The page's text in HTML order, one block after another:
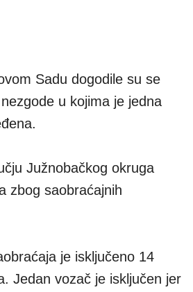
Sadu dogodile su se
u kojima je jedna
Južnobačkog okruga
zbog saobraćajnih
je isključeno 14
Jedan vozač je isključen jer